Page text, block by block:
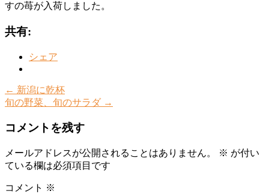
すの苺が入荷しました。
共有:
シェア
← 新潟に乾杯
旬の野菜、旬のサラダ →
コメントを残す
メールアドレスが公開されることはありません。 ※ が付い
ている欄は必須項目です
コメント ※